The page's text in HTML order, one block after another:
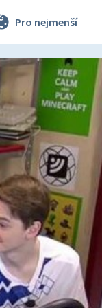
Pro nejmenší